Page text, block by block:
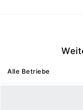
Alle Betriebe